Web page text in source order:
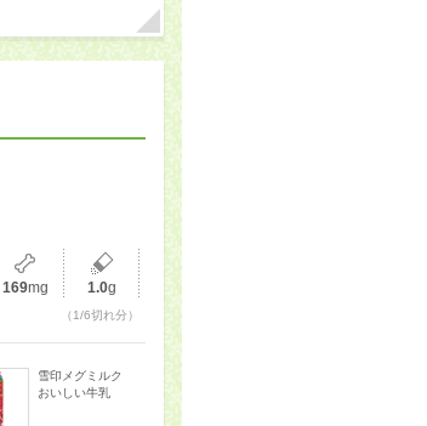
169mg 1.0g
（1/6切れ分）
雪印メグミルク
おいしい牛乳